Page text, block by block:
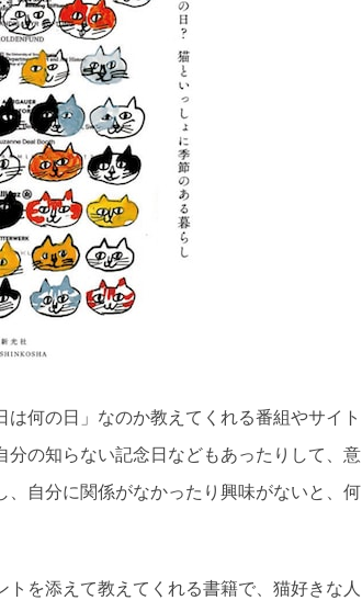
何の日」なのか教えてくれる番組やサイト
の知らない記念日などもあったりして、意
自分に関係がなかったり興味がないと、何
を添えて教えてくれる書籍で、猫好きな人